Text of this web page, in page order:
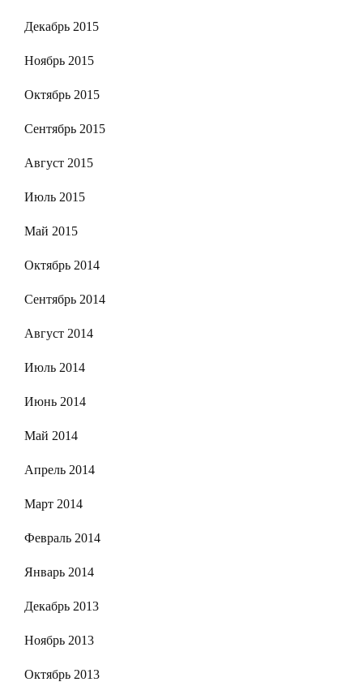
Декабрь 2015
Ноябрь 2015
Октябрь 2015
Сентябрь 2015
Август 2015
Июль 2015
Май 2015
Октябрь 2014
Сентябрь 2014
Август 2014
Июль 2014
Июнь 2014
Май 2014
Апрель 2014
Март 2014
Февраль 2014
Январь 2014
Декабрь 2013
Ноябрь 2013
Октябрь 2013